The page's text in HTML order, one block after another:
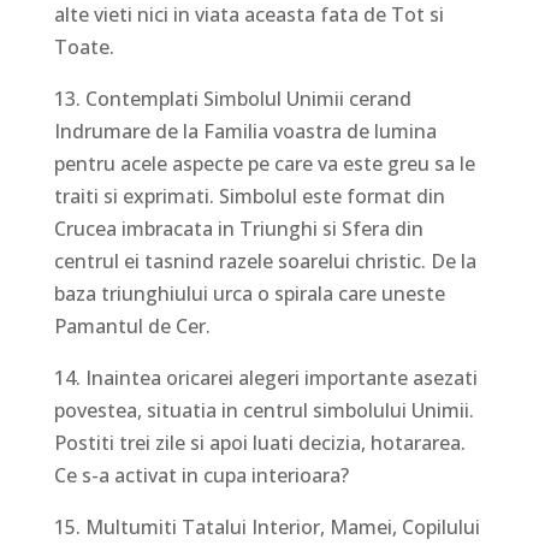
alte vieti nici in viata aceasta fata de Tot si
Toate.
13. Contemplati Simbolul Unimii cerand
Indrumare de la Familia voastra de lumina
pentru acele aspecte pe care va este greu sa le
traiti si exprimati. Simbolul este format din
Crucea imbracata in Triunghi si Sfera din
centrul ei tasnind razele soarelui christic. De la
baza triunghiului urca o spirala care uneste
Pamantul de Cer.
14. Inaintea oricarei alegeri importante asezati
povestea, situatia in centrul simbolului Unimii.
Postiti trei zile si apoi luati decizia, hotararea.
Ce s-a activat in cupa interioara?
15. Multumiti Tatalui Interior, Mamei, Copilului